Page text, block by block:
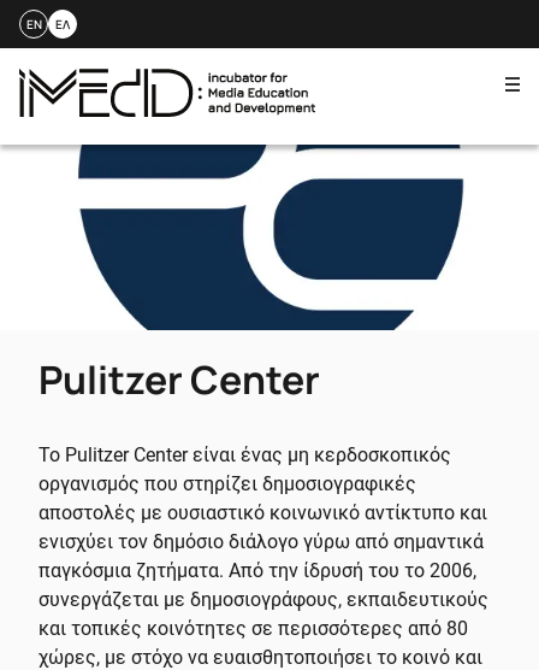
to
EN ΕΛ
Pulitzer Center
Το Pulitzer Center είναι ένας μη κερδοσκοπικός
οργανισμός που στηρίζει δημοσιογραφικές
αποστολές με ουσιαστικό κοινωνικό αντίκτυπο και
ενισχύει τον δημόσιο διάλογο γύρω από σημαντικά
παγκόσμια ζητήματα. Από την ίδρυσή του το 2006,
συνεργάζεται με δημοσιογράφους, εκπαιδευτικούς
και τοπικές κοινότητες σε περισσότερες από 80
χώρες, με στόχο να ευαισθητοποιήσει το κοινό και